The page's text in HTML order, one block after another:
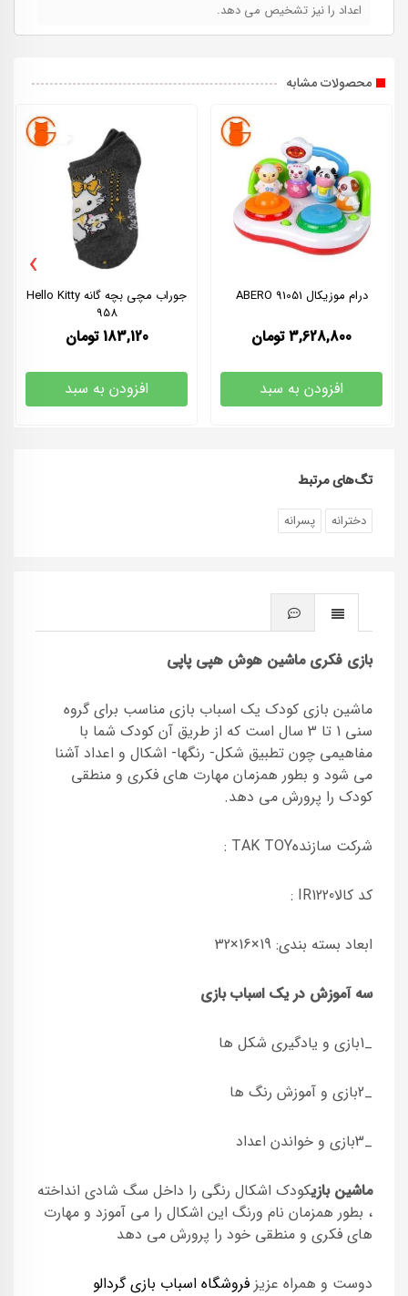
اعداد را نیز تشخیص می دهد.
محصولات مشابه
درام موزیکال ABERO 91051
3,628,800 تومان
افزودن به سبد
جوراب مچی بچه گانه Hello Kitty
958
183,120 تومان
افزودن به سبد
›
تگ‌های مرتبط
دخترانه پسرانه
بازی فکری ماشین هوش هپی پاپی
ماشین بازی کودک یک اسباب بازی مناسب برای گروه
سنی 1 تا 3 سال است که از طریق آن کودک شما با
مفاهیمی چون تطبیق شکل- رنگها- اشکال و اعداد آشنا
می شود و بطور همزمان مهارت های فکری و منطقی
کودک را پرورش می دهد.
شرکت سازندهTAK TOY :
کد کالاIR1220 :
ابعاد بسته بندی: 19×16×32
سه آموزش در یک اسباب بازی
_1بازی و یادگیری شکل ها
_2بازی و آموزش رنگ ها
_3بازی و خواندن اعداد
ماشین بازیکودک اشکال رنگی را داخل سگ شادی انداخته
، بطور همزمان نام ورنگ این اشکال را می آموزد و مهارت
های فکری و منطقی خود را پرورش می دهد
دوست و همراه عزیز فروشگاه اسباب بازی گردالو